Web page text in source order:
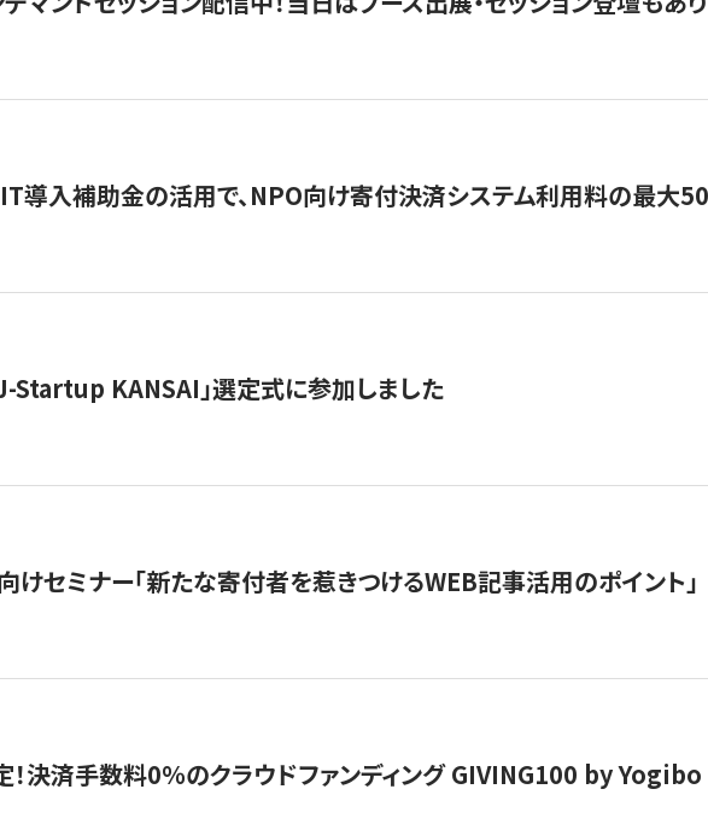
IT導入補助金の活用で、NPO向け寄付決済システム利用料の最大
Startup KANSAI」選定式に参加しました
セミナー「新たな寄付者を惹きつけるWEB記事活用のポイント」
決済手数料0％のクラウドファンディング GIVING100 by Yogibo